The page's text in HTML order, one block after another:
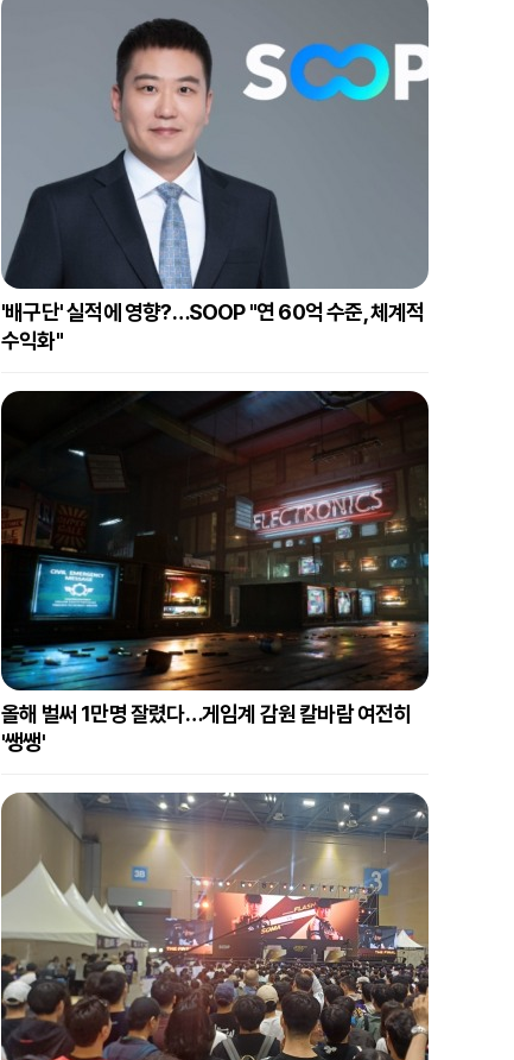
'배구단' 실적에 영향?…SOOP "연 60억 수준, 체계적
수익화"
올해 벌써 1만명 잘렸다…게임계 감원 칼바람 여전히
'쌩쌩'